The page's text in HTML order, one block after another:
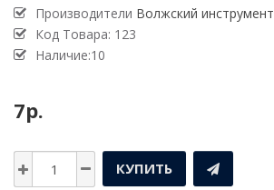
Производители Волжский инструмент
Код Товара: 123
Наличие:10
7р.
КУПИТЬ